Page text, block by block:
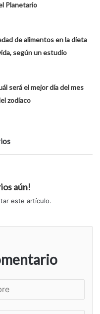
Planetario
de alimentos en la dieta
según un estudio
será el mejor día del mes
zodíaco
aún!
este artículo.